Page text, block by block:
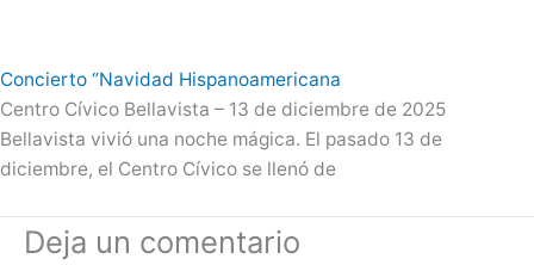
Concierto “Navidad Hispanoamericana
Centro Cívico Bellavista – 13 de diciembre de 2025
Bellavista vivió una noche mágica. El pasado 13 de
diciembre, el Centro Cívico se llenó de
Deja un comentario